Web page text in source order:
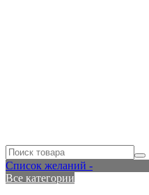
Список желаний -
Все категории